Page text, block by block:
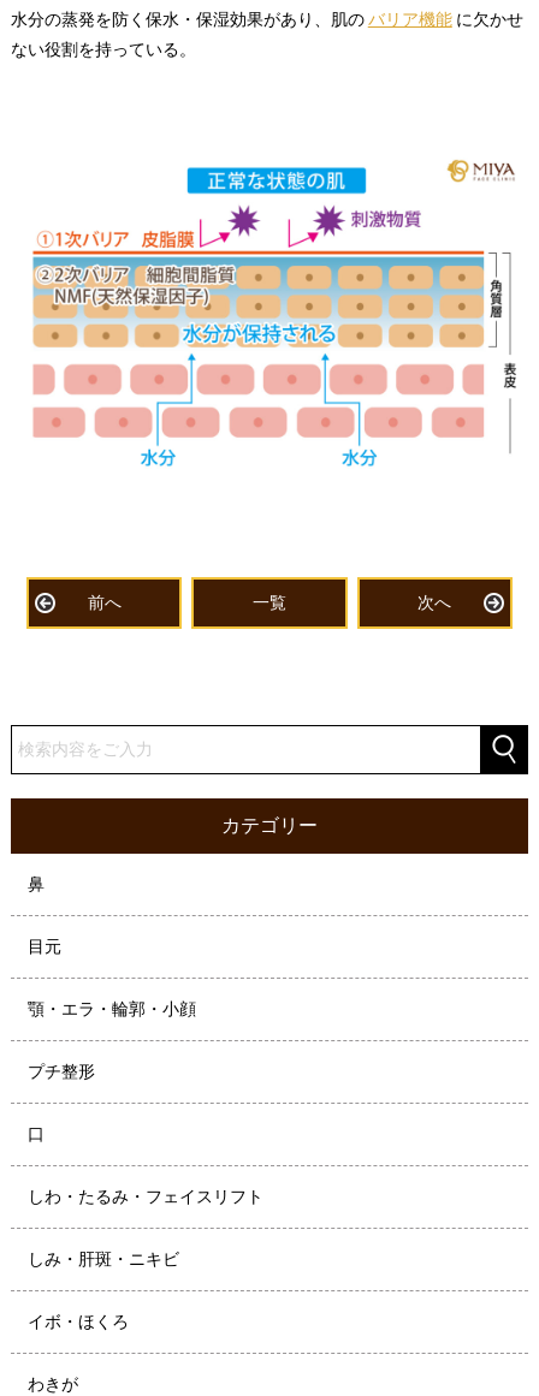
水分の蒸発を防く保水・保湿効果があり、肌のバリア機能 に欠かせ
ない役割を持っている。
前へ 一覧 次へ
カテゴリー
鼻
目元
顎・エラ・輪郭・小顔
プチ整形
口
しわ・たるみ・フェイスリフト
しみ・肝斑・ニキビ
イボ・ほくろ
わきが